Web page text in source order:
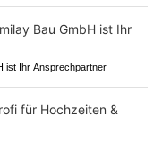
ist Ihr Ansprechpartner